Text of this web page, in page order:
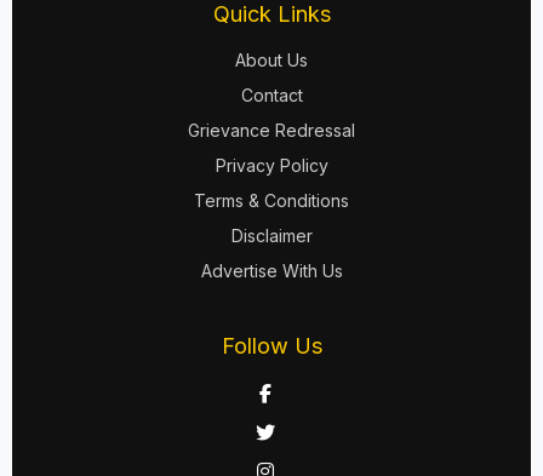
Quick Links
About Us
Contact
Grievance Redressal
Privacy Policy
Terms & Conditions
Disclaimer
Advertise With Us
Follow Us